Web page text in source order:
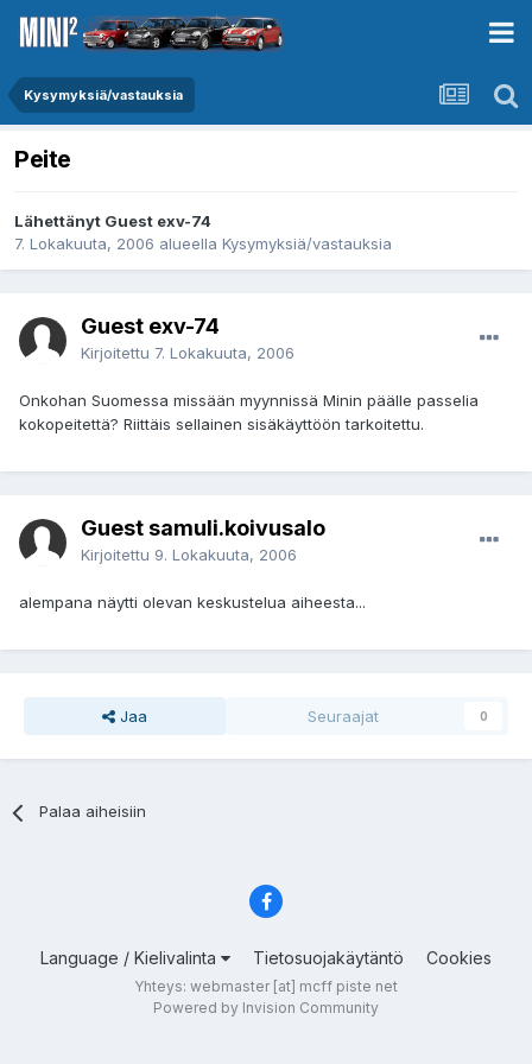
Kysymyksiä/vastauksia
Peite
Lähettänyt Guest exv-74
7. Lokakuuta, 2006 alueella Kysymyksiä/vastauksia
Guest exv-74
Kirjoitettu 7. Lokakuuta, 2006
Onkohan Suomessa missään myynnissä Minin päälle passelia
kokopeitettä? Riittäis sellainen sisäkäyttöön tarkoitettu.
Guest samuli.koivusalo
Kirjoitettu 9. Lokakuuta, 2006
alempana näytti olevan keskustelua aiheesta...
Jaa Seuraajat 0
Palaa aiheisiin
Language / Kielivalinta Tietosuojakäytäntö Cookies
Yhteys: webmaster [at] mcff piste net
Powered by Invision Community